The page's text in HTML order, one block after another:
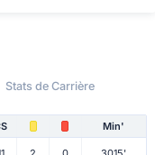
Stats de Carrière
Min'